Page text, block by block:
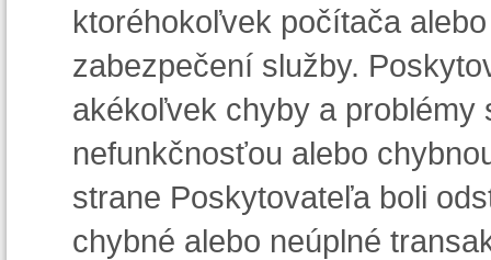
ktoréhokoľvek počítača
zabezpečení služby.
akékoľvek chyby a problémy
nefunkčnosťou alebo
strane Poskytovateľa boli
chybné alebo neúplné